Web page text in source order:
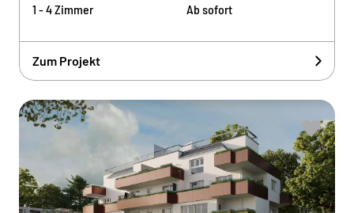
1 - 4 Zimmer Ab sofort
Zum Projekt